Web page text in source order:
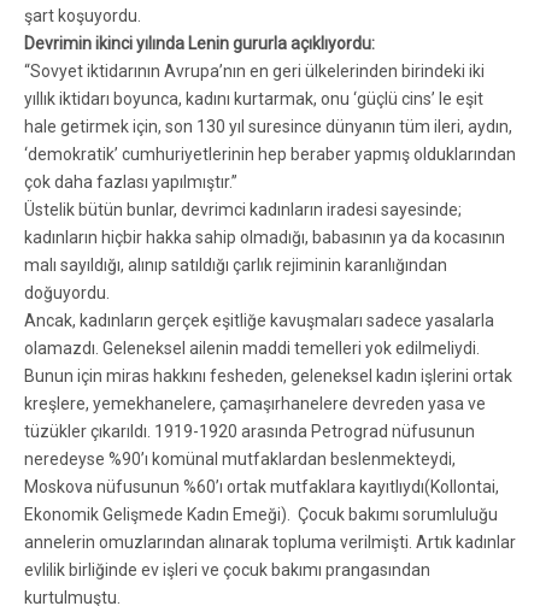
şart koşuyordu.
Devrimin ikinci yılında Lenin gururla açıklıyordu:
“Sovyet iktidarının Avrupa’nın en geri ülkelerinden birindeki iki
yıllık iktidarı boyunca, kadını kurtarmak, onu ‘güçlü cins’ le eşit
hale getirmek için, son 130 yıl suresince dünyanın tüm ileri, aydın,
‘demokratik’ cumhuriyetlerinin hep beraber yapmış olduklarından
çok daha fazlası yapılmıştır.”
Üstelik bütün bunlar, devrimci kadınların iradesi sayesinde;
kadınların hiçbir hakka sahip olmadığı, babasının ya da kocasının
malı sayıldığı, alınıp satıldığı çarlık rejiminin karanlığından
doğuyordu.
Ancak, kadınların gerçek eşitliğe kavuşmaları sadece yasalarla
olamazdı. Geleneksel ailenin maddi temelleri yok edilmeliydi.
Bunun için miras hakkını fesheden, geleneksel kadın işlerini ortak
kreşlere, yemekhanelere, çamaşırhanelere devreden yasa ve
tüzükler çıkarıldı. 1919-1920 arasında Petrograd nüfusunun
neredeyse %90’ı komünal mutfaklardan beslenmekteydi,
Moskova nüfusunun %60’ı ortak mutfaklara kayıtlıydı(Kollontai,
Ekonomik Gelişmede Kadın Emeği). Çocuk bakımı sorumluluğu
annelerin omuzlarından alınarak topluma verilmişti. Artık kadınlar
evlilik birliğinde ev işleri ve çocuk bakımı prangasından
kurtulmuştu.